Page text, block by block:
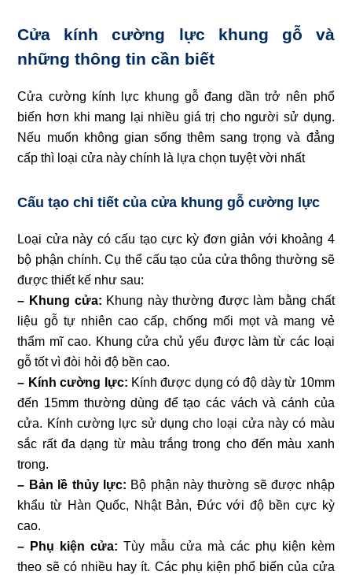
Cửa kính cường lực khung gỗ và
những thông tin cần biết
Cửa cường kính lực khung gỗ đang dần trở nên phổ
biến hơn khi mang lại nhiều giá trị cho người sử dụng.
Nếu muốn không gian sống thêm sang trọng và đẳng
cấp thì loại cửa này chính là lựa chọn tuyệt vời nhất
Cấu tạo chi tiết của cửa khung gỗ cường lực
Loại cửa này có cấu tạo cực kỳ đơn giản với khoảng 4
bộ phận chính. Cụ thể cấu tạo của cửa thông thường sẽ
được thiết kế như sau:
– Khung cửa: Khung này thường được làm bằng chất
liệu gỗ tự nhiên cao cấp, chống mối mọt và mang vẻ
thẩm mĩ cao. Khung cửa chủ yếu được làm từ các loại
gỗ tốt vì đòi hỏi độ bền cao.
– Kính cường lực: Kính được dụng có độ dày từ 10mm
đến 15mm thường dùng để tạo các vách và cánh của
cửa. Kính cường lực sử dụng cho loại cửa này có màu
sắc rất đa dạng từ màu trắng trong cho đến màu xanh
trong.
– Bản lề thủy lực: Bộ phận này thường sẽ được nhập
khẩu từ Hàn Quốc, Nhật Bản, Đức với độ bền cực kỳ
cao.
– Phụ kiện cửa: Tùy mẫu cửa mà các phụ kiện kèm
theo sẽ có nhiều hay ít. Các phụ kiện phổ biến của cửa